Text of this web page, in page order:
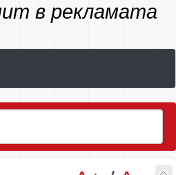
в рекламата